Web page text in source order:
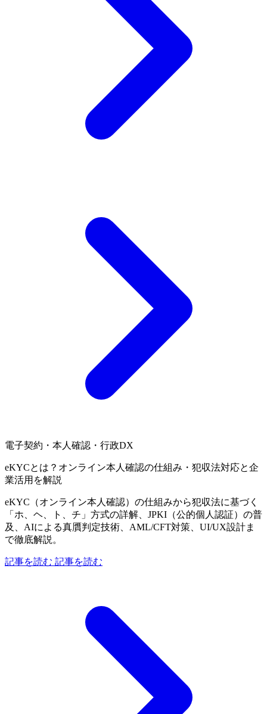
電子契約・本人確認・行政DX
eKYCとは？オンライン本人確認の仕組み・犯収法対応と企
業活用を解説
eKYC（オンライン本人確認）の仕組みから犯収法に基づく
「ホ、ヘ、ト、チ」方式の詳解、JPKI（公的個人認証）の普
及、AIによる真贋判定技術、AML/CFT対策、UI/UX設計ま
で徹底解説。
記事を読む 記事を読む